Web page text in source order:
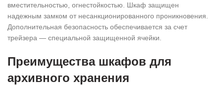
вместительностью, огнестойкостью. Шкаф защищен
надежным замком от несанкционированного проникновения.
Дополнительная безопасность обеспечивается за счет
трейзера — специальной защищенной ячейки.
Преимущества шкафов для
архивного хранения